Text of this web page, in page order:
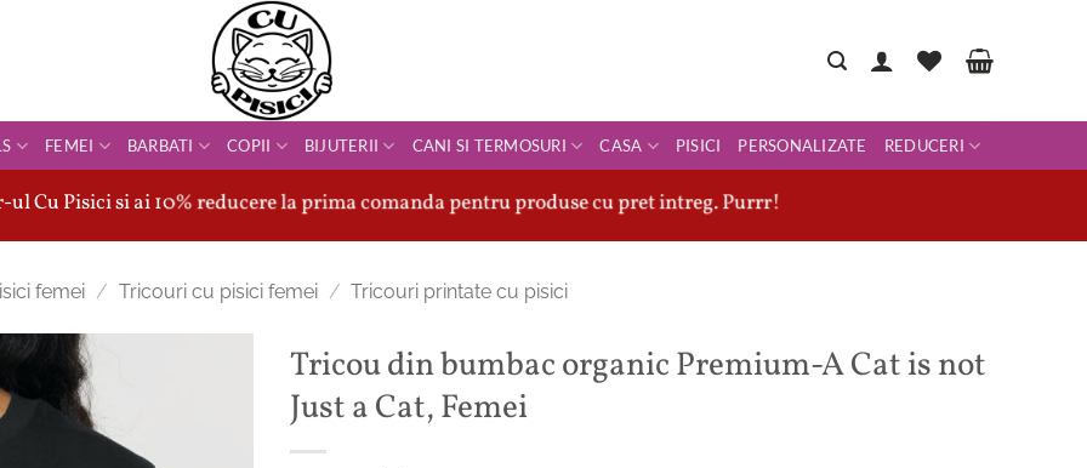
FEMEI BARBATI COPII BIJUTERII CANI SI TERMOSURI CASA PISICI PERSONALIZATE REDUCERI
Cu Pisici si ai 10% reducere la prima comanda pentru produse cu pret intreg. Purrr!
femei / Tricouri cu pisici femei / Tricouri printate cu pisici
Tricou din bumbac organic Premium-A Cat is not
Just a Cat, Femei